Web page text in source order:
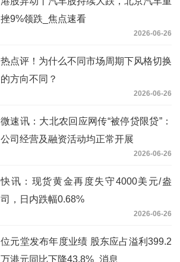
挫9%领跌_焦点速看
2026-06-26
热点评！为什么不同市场周期下风格切换
的方向不同？
2026-06-26
微速讯：大北农回应网传“被停贷限贷”：
公司经营及融资活动均正常开展
2026-06-26
快讯：现货黄金再度失守4000美元/盎
司，日内跌幅0.68%
2026-06-26
位元堂发布年度业绩 股东应占溢利399.2
万港元同比下降43.8%_消息